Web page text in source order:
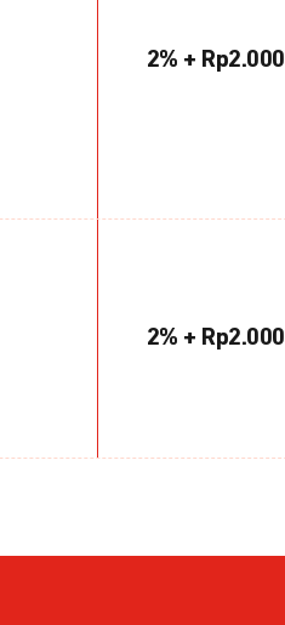
2% + Rp2.000
2% + Rp2.000